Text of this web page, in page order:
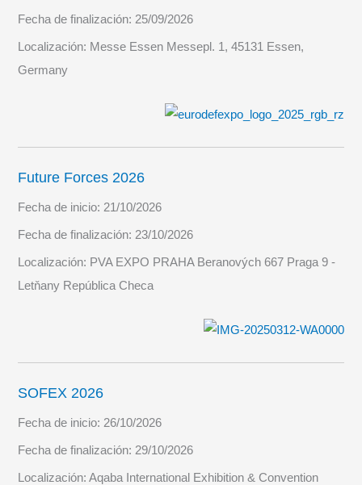
Fecha de finalización:25/09/2026
Localización: Messe Essen Messepl. 1, 45131 Essen,
Germany
Future Forces 2026
Fecha de inicio: 21/10/2026
Fecha de finalización: 23/10/2026
Localización: PVA EXPO PRAHA Beranových 667 Praga 9 -
Letňany República Checa
SOFEX 2026
Fecha de inicio: 26/10/2026
Fecha de finalización: 29/10/2026
Localización:Aqaba International Exhibition & Convention